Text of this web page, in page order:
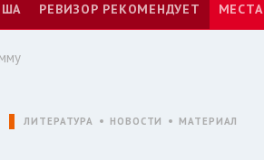
РЕВИЗОР РЕКОМЕНДУЕТ МЕСТА
ЛИТЕРАТУРА НОВОСТИ МАТЕРИАЛ